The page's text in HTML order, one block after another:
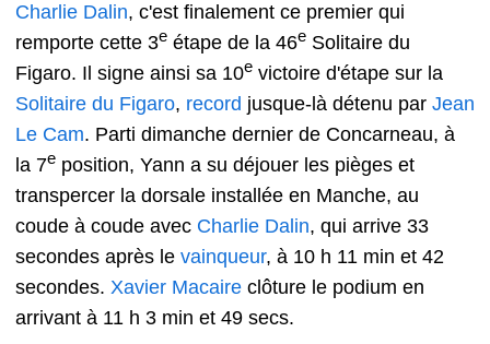
Charlie Dalin, c'est finalement ce premier qui
remporte cette 3e étape de la 46e Solitaire du
Figaro. Il signe ainsi sa 10e victoire d'étape sur la
Solitaire du Figaro, record jusque-là détenu par Jean
Le Cam. Parti dimanche dernier de Concarneau, à
la 7e position, Yann a su déjouer les pièges et
transpercer la dorsale installée en Manche, au
coude à coude avec Charlie Dalin, qui arrive 33
secondes après le vainqueur, à 10 h 11 min et 42
secondes. Xavier Macaire clôture le podium en
arrivant à 11 h 3 min et 49 secs.